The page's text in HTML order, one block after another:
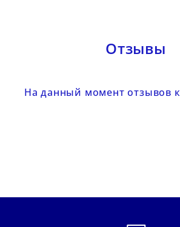
Отзывы
На данный момент отзывов